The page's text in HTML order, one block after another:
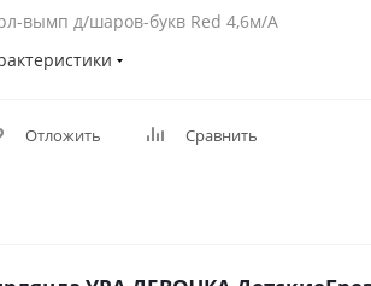
вымп д/шаров-букв Red 4,6м/А
Отложить Сравнить